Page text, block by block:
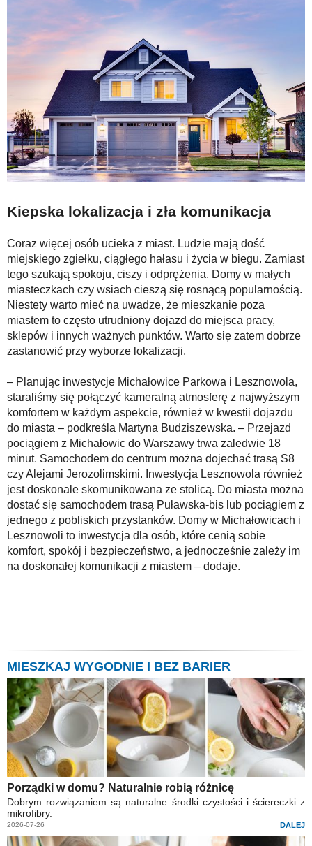
Kiepska lokalizacja i zła komunikacja
Coraz więcej osób ucieka z miast. Ludzie mają dość
miejskiego zgiełku, ciągłego hałasu i życia w biegu. Zamiast
tego szukają spokoju, ciszy i odprężenia. Domy w małych
miasteczkach czy wsiach cieszą się rosnącą popularnością.
Niestety warto mieć na uwadze, że mieszkanie poza
miastem to często utrudniony dojazd do miejsca pracy,
sklepów i innych ważnych punktów. Warto się zatem dobrze
zastanowić przy wyborze lokalizacji.
– Planując inwestycje Michałowice Parkowa i Lesznowola,
staraliśmy się połączyć kameralną atmosferę z najwyższym
komfortem w każdym aspekcie, również w kwestii dojazdu
do miasta – podkreśla Martyna Budziszewska. – Przejazd
pociągiem z Michałowic do Warszawy trwa zaledwie 18
minut. Samochodem do centrum można dojechać trasą S8
czy Alejami Jerozolimskimi. Inwestycja Lesznowola również
jest doskonale skomunikowana ze stolicą. Do miasta można
dostać się samochodem trasą Puławska-bis lub pociągiem z
jednego z pobliskich przystanków. Domy w Michałowicach i
Lesznowoli to inwestycja dla osób, które cenią sobie
komfort, spokój i bezpieczeństwo, a jednocześnie zależy im
na doskonałej komunikacji z miastem – dodaje.
MIESZKAJ WYGODNIE I BEZ BARIER
Porządki w domu? Naturalnie robią różnicę
Dobrym rozwiązaniem są naturalne środki czystości i ściereczki z
mikrofibry.
2026-07-26 DALEJ